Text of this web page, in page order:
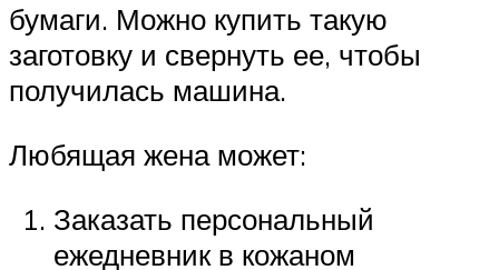
бумаги. Можно купить такую
заготовку и свернуть ее, чтобы
получилась машина.
Любящая жена может:
Заказать персональный
ежедневник в кожаном